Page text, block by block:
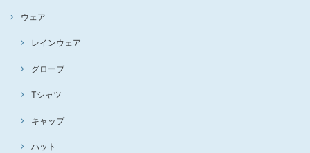
ウェア
レインウェア
グローブ
Tシャツ
キャップ
ハット